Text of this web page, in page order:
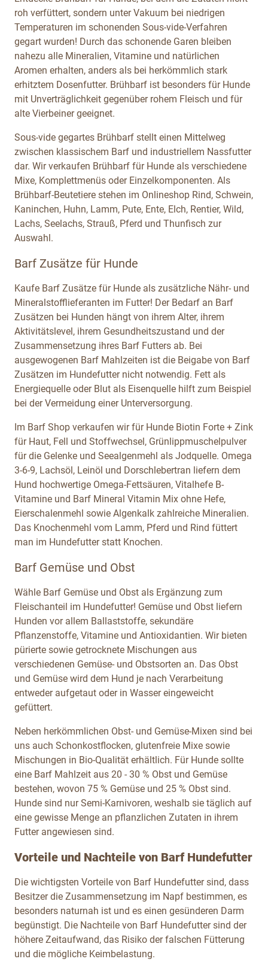
roh verfüttert, sondern unter Vakuum bei niedrigen
Temperaturen im schonenden Sous-vide-Verfahren
gegart wurden! Durch das schonende Garen bleiben
nahezu alle Mineralien, Vitamine und natürlichen
Aromen erhalten, anders als bei herkömmlich stark
erhitztem Dosenfutter. Brühbarf ist besonders für Hunde
mit Unverträglichkeit gegenüber rohem Fleisch und für
alte Vierbeiner geeignet.
Sous-vide gegartes Brühbarf stellt einen Mittelweg
zwischen klassischem Barf und industriellem Nassfutter
dar. Wir verkaufen Brühbarf für Hunde als verschiedene
Mixe, Komplettmenüs oder Einzelkomponenten. Als
Brühbarf-Beutetiere stehen im Onlineshop Rind, Schwein,
Kaninchen, Huhn, Lamm, Pute, Ente, Elch, Rentier, Wild,
Lachs, Seelachs, Strauß, Pferd und Thunfisch zur
Auswahl.
Barf Zusätze für Hunde
Kaufe Barf Zusätze für Hunde als zusätzliche Nähr- und
Mineralstofflieferanten im Futter! Der Bedarf an Barf
Zusätzen bei Hunden hängt von ihrem Alter, ihrem
Aktivitätslevel, ihrem Gesundheitszustand und der
Zusammensetzung ihres Barf Futters ab. Bei
ausgewogenen Barf Mahlzeiten ist die Beigabe von Barf
Zusätzen im Hundefutter nicht notwendig. Fett als
Energiequelle oder Blut als Eisenquelle hilft zum Beispiel
bei der Vermeidung einer Unterversorgung.
Im Barf Shop verkaufen wir für Hunde Biotin Forte + Zink
für Haut, Fell und Stoffwechsel, Grünlippmuschelpulver
für die Gelenke und Seealgenmehl als Jodquelle. Omega
3-6-9, Lachsöl, Leinöl und Dorschlebertran liefern dem
Hund hochwertige Omega-Fettsäuren, Vitalhefe B-
Vitamine und Barf Mineral Vitamin Mix ohne Hefe,
Eierschalenmehl sowie Algenkalk zahlreiche Mineralien.
Das Knochenmehl vom Lamm, Pferd und Rind füttert
man im Hundefutter statt Knochen.
Barf Gemüse und Obst
Wähle Barf Gemüse und Obst als Ergänzung zum
Fleischanteil im Hundefutter! Gemüse und Obst liefern
Hunden vor allem Ballaststoffe, sekundäre
Pflanzenstoffe, Vitamine und Antioxidantien. Wir bieten
pürierte sowie getrocknete Mischungen aus
verschiedenen Gemüse- und Obstsorten an. Das Obst
und Gemüse wird dem Hund je nach Verarbeitung
entweder aufgetaut oder in Wasser eingeweicht
gefüttert.
Neben herkömmlichen Obst- und Gemüse-Mixen sind bei
uns auch Schonkostflocken, glutenfreie Mixe sowie
Mischungen in Bio-Qualität erhältlich. Für Hunde sollte
eine Barf Mahlzeit aus 20 - 30 % Obst und Gemüse
bestehen, wovon 75 % Gemüse und 25 % Obst sind.
Hunde sind nur Semi-Karnivoren, weshalb sie täglich auf
eine gewisse Menge an pflanzlichen Zutaten in ihrem
Futter angewiesen sind.
Vorteile und Nachteile von Barf Hundefutter
Die wichtigsten Vorteile von Barf Hundefutter sind, dass
Besitzer die Zusammensetzung im Napf bestimmen, es
besonders naturnah ist und es einen gesünderen Darm
begünstigt. Die Nachteile von Barf Hundefutter sind der
höhere Zeitaufwand, das Risiko der falschen Fütterung
und die mögliche Keimbelastung.